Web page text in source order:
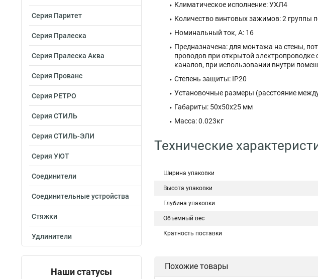
Серия Паритет
Серия Пралеска
Серия Пралеска Аква
Серия Прованс
Серия РЕТРО
Серия СТИЛЬ
Серия СТИЛЬ-ЭЛИ
Серия УЮТ
Соединители
Соединительные устройства
Стяжки
Удлинители
Наши статусы
Климатическое исполнение: УХЛ4
Количество винтовых зажимов: 2 группы
Номинальный ток, А: 16
Предназначена: для монтажа на стены,
проводов при открытой
каналов, при использовании внутри
Степень защиты: IP20
Установочные размеры (расстояние
Габариты: 50x50x25 мм
Масса: 0.023кг
Технические
Ширина упаковки
Высота упаковки
Глубина упаковки
Объемный вес
Кратность поставки
Похожие товары